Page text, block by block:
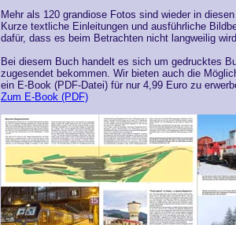
Mehr als 120 grandiose Fotos sind wieder in
Kurze textliche Einleitungen und ausführliche
dafür, dass es beim Betrachten nicht langweilig
Bei diesem Buch handelt es sich um gedrucktes
zugesendet bekommen. Wir bieten auch die
ein E-Book (PDF-Datei) für nur 4,99 Euro zu
Zum E-Book (PDF)